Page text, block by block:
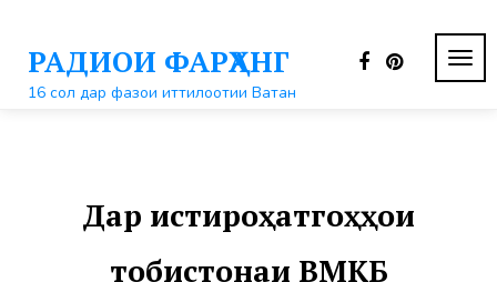
контентуРАДИОИ ФАРҲАНГ
16 сол дар фазои иттилоотии Ватан
Дар истироҳатгоҳҳои
тобистонаи ВМКБ